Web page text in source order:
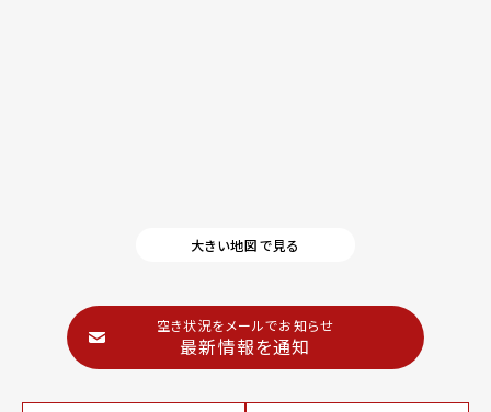
大きい地図で見る
空き状況をメールでお知らせ
最新情報を通知